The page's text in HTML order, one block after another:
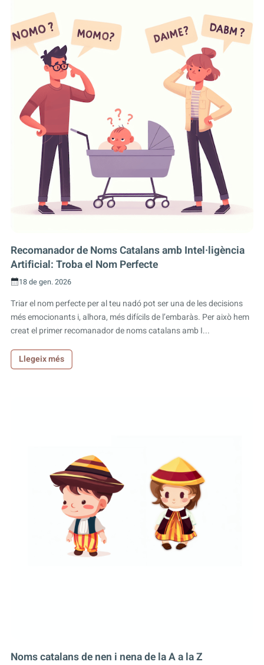
Recomanador de Noms Catalans amb Intel·ligència
Artificial: Troba el Nom Perfecte
18 de gen. 2026
Triar el nom perfecte per al teu nadó pot ser una de les decisions
més emocionants i, alhora, més difícils de l’embaràs. Per això hem
creat el primer recomanador de noms catalans amb I...
Llegeix més
Noms catalans de nen i nena de la A a la Z